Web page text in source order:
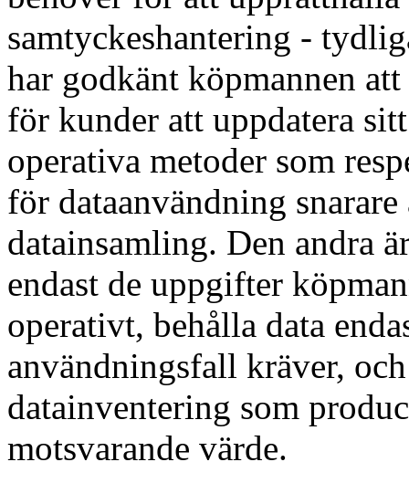
samtyckeshantering -
har godkänt köpmannen
för kunder att uppdatera
operativa metoder som
för dataanvändning
datainsamling. Den andra
endast de uppgifter
operativt, behålla data
användningsfall kräver,
datainventering som
motsvarande värde.